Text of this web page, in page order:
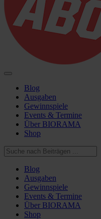
Blog
Ausgaben
Gewinnspiele
Events & Termine
Über BIORAMA
Shop
Blog
Ausgaben
Gewinnspiele
Events & Termine
Über BIORAMA
Shop